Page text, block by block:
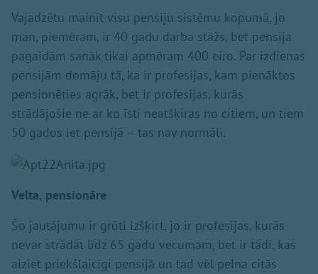
Vajadzētu mainīt visu pensiju sistēmu kopumā, jo
man, piemēram, ir 40 gadu darba stāžs, bet pensija
pagaidām sanāk tikai apmēram 400 eiro. Par izdienas
pensijām domāju tā, ka ir profesijas, kam pienāktos
pensionēties agrāk, bet ir profesijas, kurās
strādājošie ne ar ko īsti neatšķiras no citiem, un tiem
50 gados iet pensijā – tas nav normāli.
Velta, pensionāre
Šo jautājumu ir grūti izšķirt, jo ir profesijas, kurās
nevar strādāt līdz 65 gadu vecumam, bet ir tādi, kas
aiziet priekšlaicīgi pensijā un tad vēl pelna citās